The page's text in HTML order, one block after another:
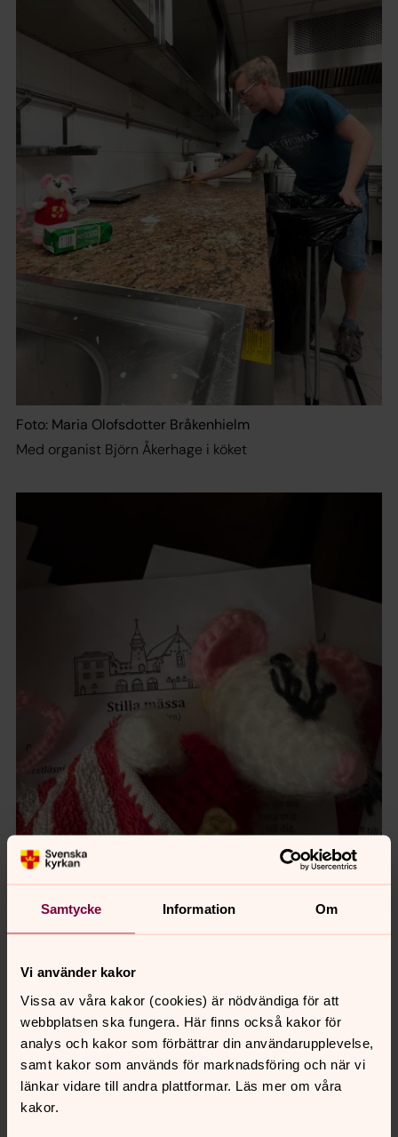
Samtycke Information Om
Vi använder kakor
Vissa av våra kakor (cookies) är nödvändiga för att
webbplatsen ska fungera. Här finns också kakor för
analys och kakor som förbättrar din användarupplevelse,
samt kakor som används för marknadsföring och när vi
länkar vidare till andra plattformar. Läs mer om våra
kakor.
Foto: Maria Olofsdotter Bråkenhielm
Med organist Björn Åkerhage i köket
Foto: Maria Olofsdotter Bråkenhielm